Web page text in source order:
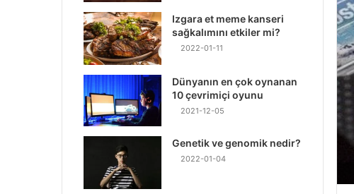
Izgara et meme kanseri
sağkalımını etkiler mi?
2022-01-11
Dünyanın en çok oynanan
10 çevrimiçi oyunu
2021-12-05
Genetik ve genomik nedir?
2022-01-04